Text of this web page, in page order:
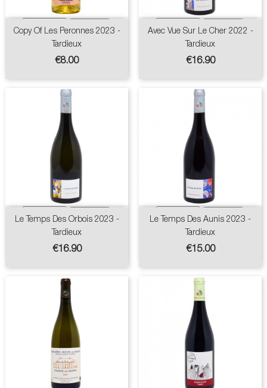
Copy Of Les Peronnes 2023 -
Tardieux
Price
€8.00
Avec Vue Sur Le Cher 2022 -
Tardieux
Price
€16.90
Le Temps Des Orbois 2023 -
Tardieux
Price
€16.90
Le Temps Des Aunis 2023 -
Tardieux
Price
€15.00